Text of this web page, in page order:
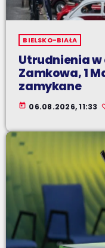
BIELSKO-BIAŁA
Utrudnienia w
Zamkowa, 1
zamykane
today 06.08.2026, 11:33